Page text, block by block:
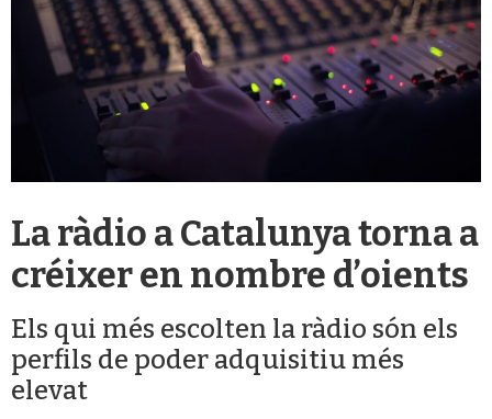
La ràdio a Catalunya torna a
créixer en nombre d’oients
Els qui més escolten la ràdio són els
perfils de poder adquisitiu més
elevat